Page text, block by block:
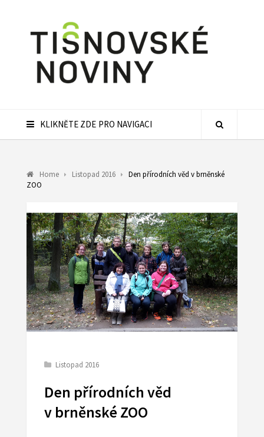
KLIKNĚTE ZDE PRO NAVIGACI
Home Listopad 2016
Den přírodních věd v brněnské
ZOO
Listopad 2016
Den přírodních věd
v brněnské ZOO